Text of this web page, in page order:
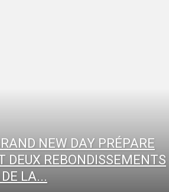
NEW DAY PRÉPARE
DEUX REBONDISSEMENTS
LA...